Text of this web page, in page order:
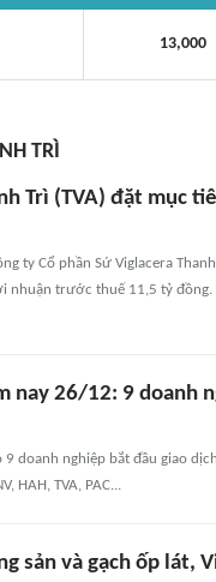
13,000
TRÌ
Trì (TVA) đặt mục
ty Cổ phần Sứ Viglacera
nhuận trước thuế 11,5 tỷ
nay 26/12: 9 doanh
doanh nghiệp bắt đầu giao
HAH, TVA, PAC...
sản và gạch ốp lát,